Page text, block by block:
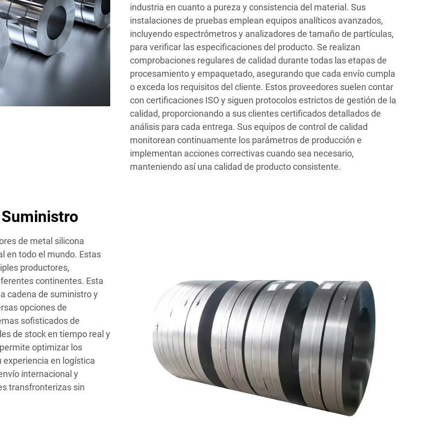
industria en cuanto a pureza y consistencia del material. Sus
instalaciones de pruebas emplean equipos analíticos avanzados,
incluyendo espectrómetros y analizadores de tamaño de partículas,
para verificar las especificaciones del producto. Se realizan
comprobaciones regulares de calidad durante todas las etapas de
procesamiento y empaquetado, asegurando que cada envío cumpla
o exceda los requisitos del cliente. Estos proveedores suelen contar
con certificaciones ISO y siguen protocolos estrictos de gestión de la
calidad, proporcionando a sus clientes certificados detallados de
análisis para cada entrega. Sus equipos de control de calidad
monitorean continuamente los parámetros de producción e
implementan acciones correctivas cuando sea necesario,
manteniendo así una calidad de producto consistente.
de metal silicona
en todo el mundo. Estas
productores,
continentes. Esta
cadena de suministro y
opciones de
sofisticados de
de stock en tiempo real y
optimizar los
experiencia en logística
internacional y
transfronterizas sin